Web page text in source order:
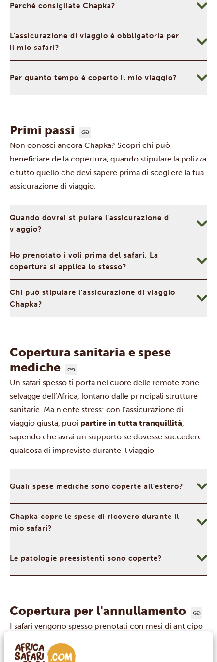
Perché consigliate Chapka?
L’assicurazione di viaggio è obbligatoria per
il mio safari?
Per quanto tempo è coperto il mio viaggio?
Primi passi
Non conosci ancora Chapka? Scopri chi può
beneficiare della copertura, quando stipulare la polizza
e tutto quello che devi sapere prima di scegliere la tua
assicurazione di viaggio.
Quando dovrei stipulare l'assicurazione di
viaggio?
Ho prenotato i voli prima del safari. La
copertura si applica lo stesso?
Chi può stipulare l'assicurazione di viaggio
Chapka?
Copertura sanitaria e spese
mediche
Un safari spesso ti porta nel cuore delle remote zone
selvagge dell’Africa, lontano dalle principali strutture
sanitarie. Ma niente stress: con l’assicurazione di
viaggio giusta, puoi partire in tutta tranquillità,
sapendo che avrai un supporto se dovesse succedere
qualcosa di imprevisto durante il viaggio.
Quali spese mediche sono coperte all’estero?
Chapka copre le spese di ricovero durante il
mio safari?
Le patologie preesistenti sono coperte?
Copertura per l'annullamento
I safari vengono spesso prenotati con mesi di anticipo
tuo investimento. La copertura per l’annullamento